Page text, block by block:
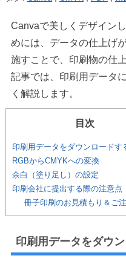
Canvaで美しくデザイン
めには、データの仕上げ
施すことで、印刷物の仕
記事では、印刷用データ
く解説します。
目次
印刷用データをダウンロードす
RGBからCMYKへの変換
余白（塗り足し）の設定
印刷会社に提出する際の注意点
冊子印刷のお見積もり＆ご
印刷用データをダウ